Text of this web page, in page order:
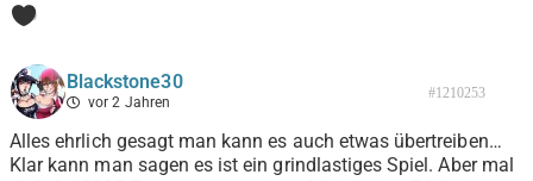
0
Blackstone30
vor 2 Jahren
#1210253
Alles ehrlich gesagt man kann es auch etwas übertreiben…
Klar kann man sagen es ist ein grindlastiges Spiel. Aber mal